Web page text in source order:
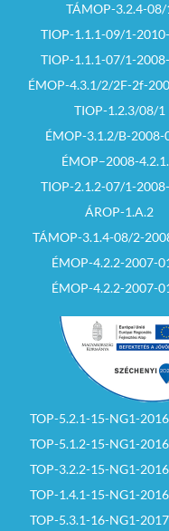
TÁMOP-3.2.4-08/
TIOP-1.1.1-09/1-
TIOP-1.1.1-07/1-
ÉMOP-4.3.1/2/2F-2f-
TIOP-1.2.3/08/1
ÉMOP-3.1.2/B-2008-
ÉMOP–2008-
TIOP-2.1.2-07/1-
ÁROP-1.A.2
TÁMOP-3.1.4-08/2-
ÉMOP-4.2.2-2007-
ÉMOP-4.2.2-2007-
TOP-5.2.1-15-NG1-
TOP-5.1.2-15-NG1-
TOP-3.2.2-15-NG1-
TOP-1.4.1-15-NG1-
TOP-5.3.1-16-NG1-